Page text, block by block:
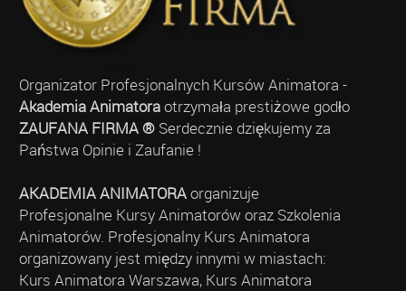
Organizator Profesjonalnych Kursów Animatora -
Akademia Animatoraotrzymała prestiżowe godło
ZAUFANA FIRMA ®Serdecznie dziękujemy za
Państwa Opinie i Zaufanie !
AKADEMIA ANIMATORAorganizuje
Profesjonalne Kursy Animatorów oraz Szkolenia
Animatorów. Profesjonalny Kurs Animatora
organizowany jest między innymi w miastach:
Kurs Animatora Warszawa, Kurs Animatora